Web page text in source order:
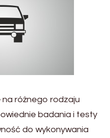
różnego rodzaju
badania i testy
do wykonywania